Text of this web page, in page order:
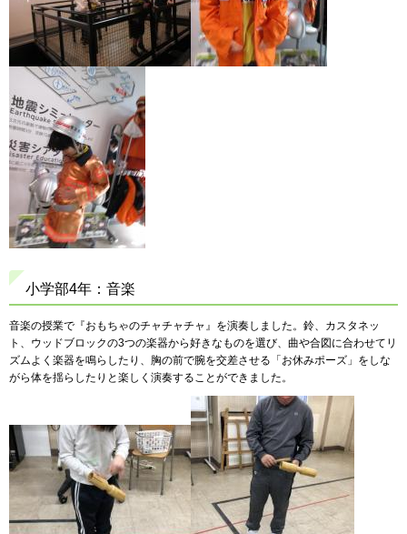
小学部4年：音楽
音楽の授業で『おもちゃのチャチャチャ』を演奏しました。鈴、カスタネッ
ト、ウッドブロックの3つの楽器から好きなものを選び、曲や合図に合わせてリ
ズムよく楽器を鳴らしたり、胸の前で腕を交差させる「お休みポーズ」をしな
がら体を揺らしたりと楽しく演奏することができました。